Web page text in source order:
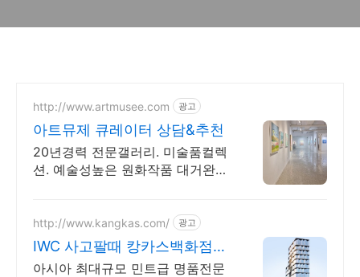
http://www.artmusee.com 광고
아트뮤제 큐레이터 상담&추천
20년경력 전문갤러리. 미술품컬렉
션. 예술성높은 원화작품 대거완
http://www.kangkas.com/ 광고
IWC 사고팔때 캉카스백화점
아시아 최대 명품시계 백화점
아시아 최대규모 민트급 명품전문